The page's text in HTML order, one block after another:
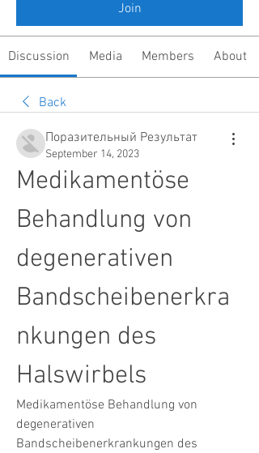
Join
Discussion Media Members About
Back
Поразительный Результат
September 14, 2023
Medikamentöse
Behandlung von
degenerativen
Bandscheibenerkra
nkungen des
Halswirbels
Medikamentöse Behandlung von
degenerativen
Bandscheibenerkrankungen des